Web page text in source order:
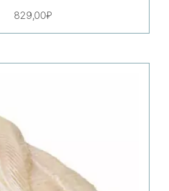
829,00₽